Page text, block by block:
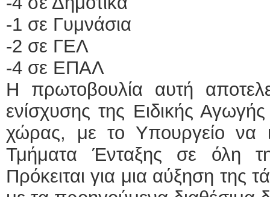
-1 σε Γυμνάσια
-2 σε ΓΕΛ
-4 σε ΕΠΑΛ
Η πρωτοβουλία αυτή
ενίσχυσης της Ειδικής
χώρας, με το Υπουργείο να
Τμήματα Ένταξης σε όλη
Πρόκειται για μια αύξηση της